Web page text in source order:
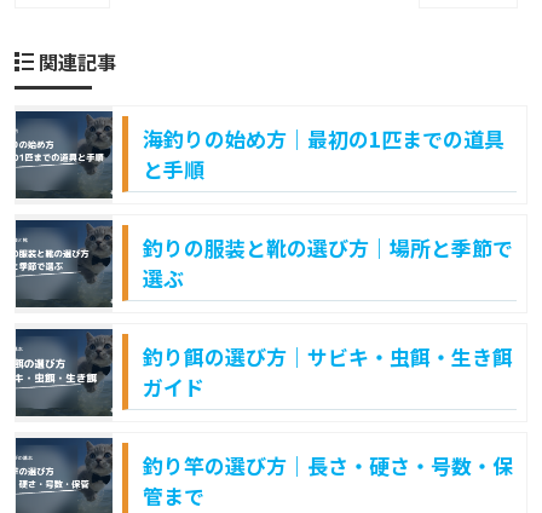
関連記事
海釣りの始め方｜最初の1匹までの道具
と手順
釣りの服装と靴の選び方｜場所と季節で
選ぶ
釣り餌の選び方｜サビキ・虫餌・生き餌
ガイド
釣り竿の選び方｜長さ・硬さ・号数・保
管まで